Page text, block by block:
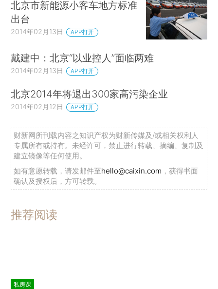
北京市新能源小客车地方标准
出台
2014年02月13日 APP打开
戴建中：北京“以业控人”面临两难
2014年02月13日 APP打开
北京2014年将退出300家高污染企业
2014年02月12日 APP打开
财新网所刊载内容之知识产权为财新传媒及/或相关权利人
专属所有或持有。未经许可，禁止进行转载、摘编、复制及
建立镜像等任何使用。
如有意愿转载，请发邮件至hello@caixin.com ，获得书面
确认及授权后，方可转载。
推荐阅读
私房课